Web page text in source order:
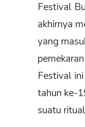
Festival
akhirnya
yang
Festival
tahun ke-
suatu